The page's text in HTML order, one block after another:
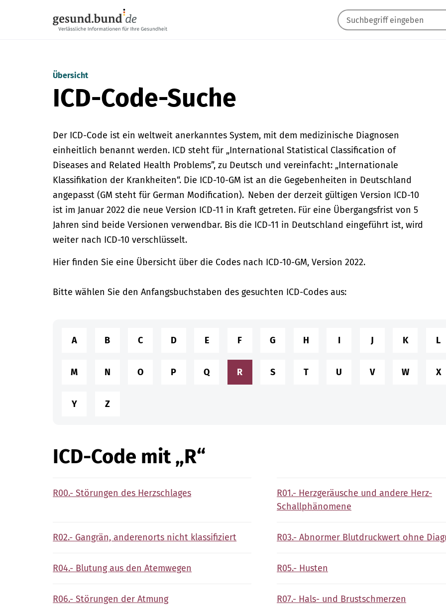
Übersicht
ICD-Code-Suche
Der ICD-Code ist ein weltweit anerkanntes System, mit dem medizinische Diagnosen
einheitlich benannt werden. ICD steht für „International Statistical Classification of
Diseases and Related Health Problems”, zu Deutsch und vereinfacht: „Internationale
Klassifikation der Krankheiten“. Die ICD-10-GM ist an die Gegebenheiten in Deutschland
angepasst (GM steht für German Modification). Neben der derzeit gültigen Version ICD-10
ist im Januar 2022 die neue Version ICD-11 in Kraft getreten. Für eine Übergangsfrist von 5
Jahren sind beide Versionen verwendbar. Bis die ICD-11 in Deutschland eingeführt ist, wird
weiter nach ICD-10 verschlüsselt.
Hier finden Sie eine Übersicht über die Codes nach ICD-10-GM, Version 2022.
Bitte wählen Sie den Anfangsbuchstaben des gesuchten ICD-Codes aus:
A B C D E F G H I J K L
M N O P Q R S T U V W X
Y Z
ICD-Code mit „R“
R00.- Störungen des Herzschlages
R01.- Herzgeräusche und andere Herz-
Schallphänomene
R02.- Gangrän, anderenorts nicht klassifiziert R03.- Abnormer Blutdruckwert ohne
R04.- Blutung aus den Atemwegen R05.- Husten
R06.- Störungen der Atmung R07.- Hals- und Brustschmerzen